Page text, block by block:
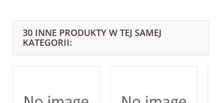
30 INNE PRODUKTY W TEJ SAMEJ
KATEGORII: